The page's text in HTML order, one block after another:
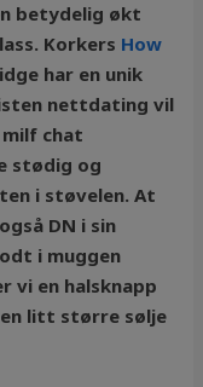
betydelig økt
Korkers How
har en unik
nettdating vil
chat
stødig og
i støvelen. At
DN i sin
i muggen
vi en halsknapp
en litt større sølje